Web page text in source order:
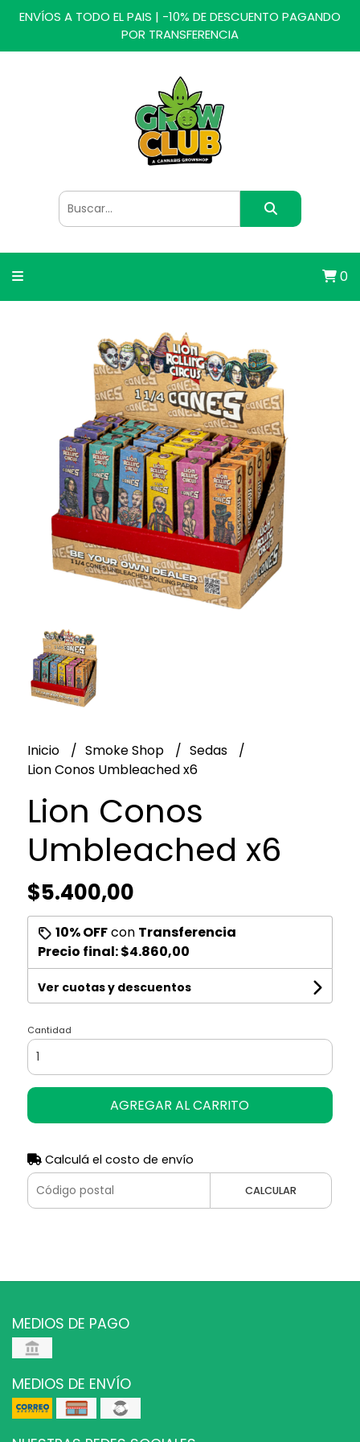
ENVÍOS A TODO EL PAIS | -10% DE DESCUENTO PAGANDO
POR TRANSFERENCIA
0
Inicio Smoke Shop
Sedas
Lion Conos Umbleached x6
Lion Conos
Umbleached x6
$5.400,00
10% OFFcon Transferencia
Precio final:$4.860,00
Ver cuotas y descuentos
Cantidad
AGREGAR AL CARRITO
Calculá el costo de envío
CALCULAR
MEDIOS DE PAGO
MEDIOS DE ENVÍO